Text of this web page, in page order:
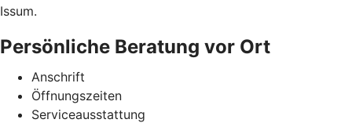
Issum.
Persönliche Beratung vor Ort
Anschrift
Öffnungszeiten
Serviceausstattung